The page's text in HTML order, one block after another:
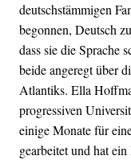
deutschstämmigen
begonnen, Deutsch
dass sie die Sprache
beide angeregt über
Atlantiks. Ella
progressiven
einige Monate für
gearbeitet und hat